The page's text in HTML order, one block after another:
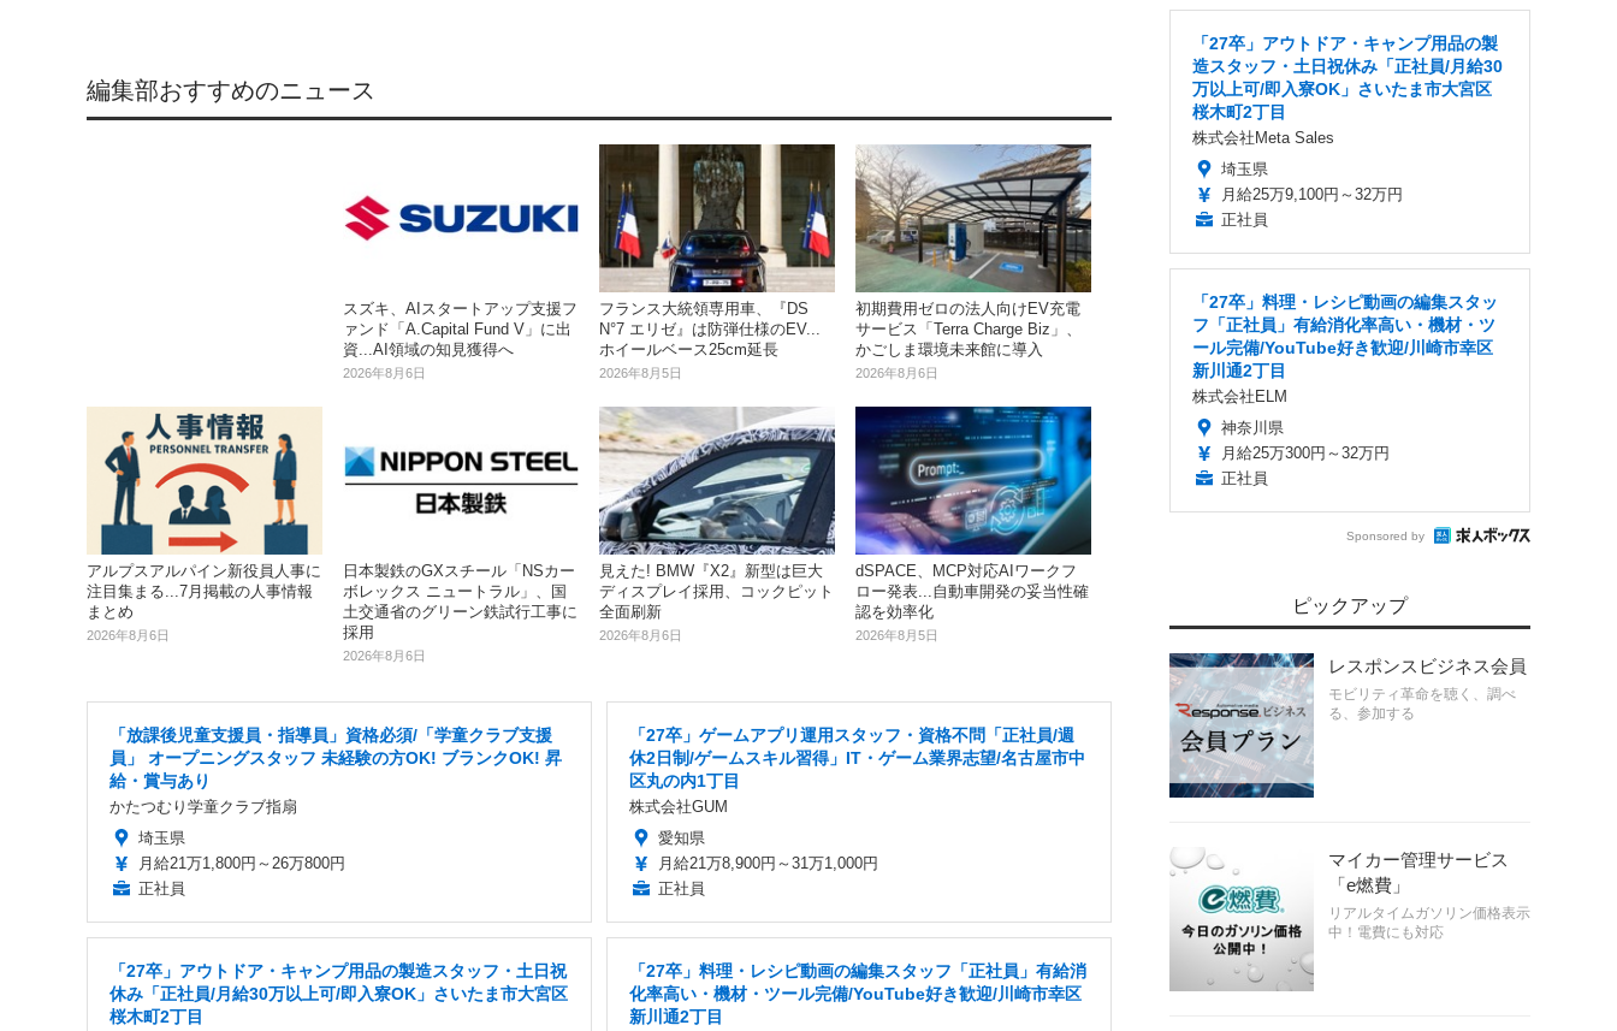
編集部おすすめのニュース
スズキ、AIスタートアップ支援フ
ァンド「A.Capital Fund V」に出
資...AI領域の知見獲得へ
2026年8月6日
フランス大統領専用車、『DS
N°7 エリゼ』は防弾仕様のEV...
ホイールベース25cm延長
2026年8月5日
初期費用ゼロの法人向けEV充電
サービス「Terra Charge Biz」、
かごしま環境未来館に導入
2026年8月6日
アルプスアルパイン新役員人事に
注目集まる...7月掲載の人事情報
まとめ
2026年8月6日
日本製鉄のGXスチール「NSカー
ボレックス ニュートラル」、国
土交通省のグリーン鉄試行工事に
採用
2026年8月6日
見えた! BMW『X2』新型は巨大
ディスプレイ採用、コックピット
全面刷新
2026年8月6日
dSPACE、MCP対応AIワークフ
ロー発表...自動車開発の妥当性確
認を効率化
2026年8月5日
「放課後児童支援員・指導員」資格必須/「学童クラブ支援
員」 オープニングスタッフ 未経験の方OK! ブランクOK! 昇
給・賞与あり
かたつむり学童クラブ指扇
埼玉県
月給21万1,800円～26万800円
正社員
「27卒」ゲームアプリ運用スタッフ・資格不問「正社員/週
休2日制/ゲームスキル習得」IT・ゲーム業界志望/名古屋市中
区丸の内1丁目
株式会社GUM
愛知県
月給21万8,900円～31万1,000円
正社員
「27卒」アウトドア・キャンプ用品の製造スタッフ・土日祝
休み「正社員/月給30万以上可/即入寮OK」さいたま市大宮区
桜木町2丁目
「27卒」料理・レシピ動画の編集スタッフ「正社員」有給消
化率高い・機材・ツール完備/YouTube好き歓迎/川崎市幸区
新川通2丁目
「27卒」アウトドア・キャンプ用品の製
造スタッフ・土日祝休み「正社員/月給30
万以上可/即入寮OK」さいたま市大宮区
桜木町2丁目
株式会社Meta Sales
埼玉県
月給25万9,100円～32万円
正社員
「27卒」料理・レシピ動画の編集スタッ
フ「正社員」有給消化率高い・機材・ツ
ール完備/YouTube好き歓迎/川崎市幸区
新川通2丁目
株式会社ELM
神奈川県
月給25万300円～32万円
正社員
Sponsored by
ピックアップ
レスポンスビジネス会員
モビリティ革命を聴く、調べ
る、参加する
マイカー管理サービス
「e燃費」
リアルタイムガソリン価格表示
中！電費にも対応